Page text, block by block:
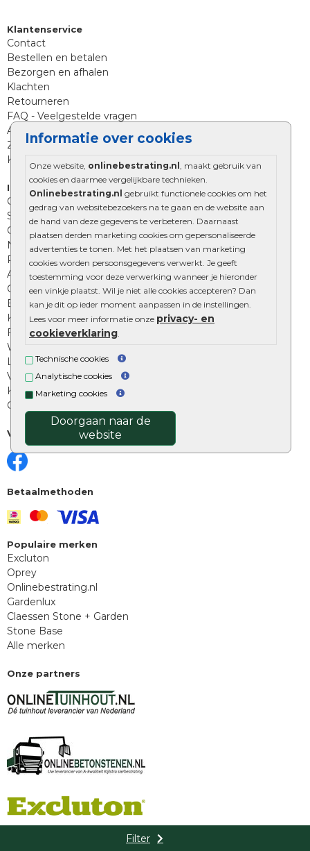
Informatie over cookies
Onze website, onlinebestrating.nl , maakt gebruik van
cookies en daarmee vergelijkbare technieken.
Onlinebestrating.nl gebruikt functionele cookies om het
gedrag van websitebezoekers na te gaan en de website aan
de hand van deze gegevens te verbeteren. Daarnaast
plaatsen derden marketing cookies om gepersonaliseerde
advertenties te tonen. Met het plaatsen van marketing
cookies worden persoonsgegevens verwerkt. Je geeft
toestemming voor deze verwerking wanneer je hieronder
een vinkje plaatst. Wil je niet alle cookies accepteren? Dan
kan je dit op ieder moment aanpassen in de instellingen.
Lees voor meer informatie onze privacy- en
cookieverklaring
Technische cookies
Analytische cookies
Marketing cookies
Doorgaan naar de
website
Filter
Klantenservice
Contact
Bestellen en betalen
Bezorgen en afhalen
Klachten
Retourneren
FAQ - Veelgestelde vragen
Aanleg tips sierbestrating
Zoekt u iets anders?
Klantenservice
Informatie
Over Onlinebestrating.nl
Showroom
Onze online tuinwinkels
Nuttige informatie
Privacy Policy
Algemene voorwaarden
Cookies beleid
Excluton garantie
Klantenbeoordelingen
Foto's en voorbeelden
Workshop bestraten
Legverbanden: verschillende soorten
Voegen van tuintegels
Keramische tegels schoonmaken
Opsluitbanden plaatsen
Volg ons
Betaalmethoden
Populaire merken
Excluton
Oprey
Onlinebestrating.nl
Gardenlux
Claessen Stone + Garden
Stone Base
Alle merken
Onze partners